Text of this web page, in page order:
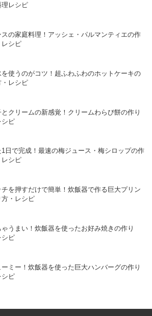
理レシピ
スの家庭料理！アッシェ・パルマンティエの作
レシピ
を使うのがコツ！超ふわふわのホットケーキの
・レシピ
クリームの新感覚！クリームわらび餅の作り
シピ
1日で完成！最速の梅ジュース・梅シロップの作
レシピ
チを押すだけで簡単！炊飯器で作る巨大プリン
方・レシピ
うまい！炊飯器を使ったお好み焼きの作り
シピ
ミー！炊飯器を使った巨大ハンバーグの作り
シピ